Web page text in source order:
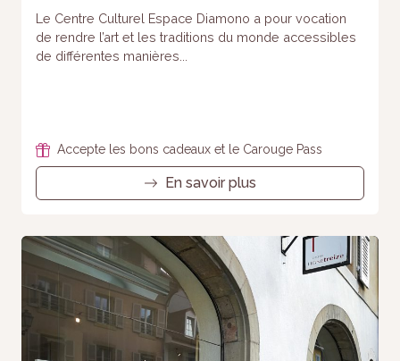
Le Centre Culturel Espace Diamono a pour vocation
de rendre l’art et les traditions du monde accessibles
de différentes manières...
Accepte les bons cadeaux et le Carouge Pass
En savoir plus
fonctionnalité
structure du
façon dont le
site Web est
utilisé.
Experience
Afin que notre